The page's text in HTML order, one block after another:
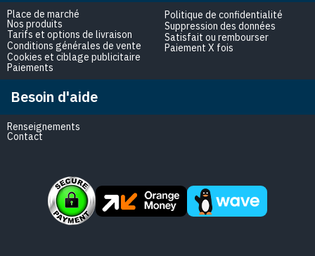
Place de marché
Nos produits
Tarifs et options de livraison
Conditions générales de vente
Cookies et ciblage publicitaire
Paiements
Politique de confidentialité
Suppression des données
Satisfait ou rembourser
Paiement X fois
Besoin d'aide
Renseignements
Contact